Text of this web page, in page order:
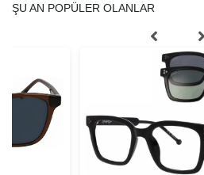
ŞU AN POPÜLER OLANLAR